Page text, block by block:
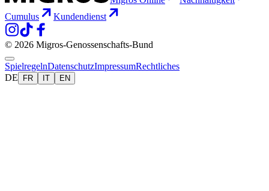
Cumulus
Kundendienst
© 2026 Migros-Genossenschafts-Bund
SpielregelnDatenschutzImpressumRechtliches
DE
FR IT EN